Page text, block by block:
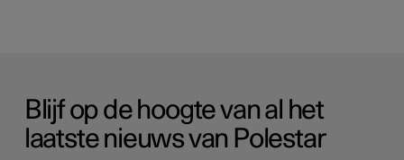
Blijf op de hoogte van al het
laatste nieuws van Polestar